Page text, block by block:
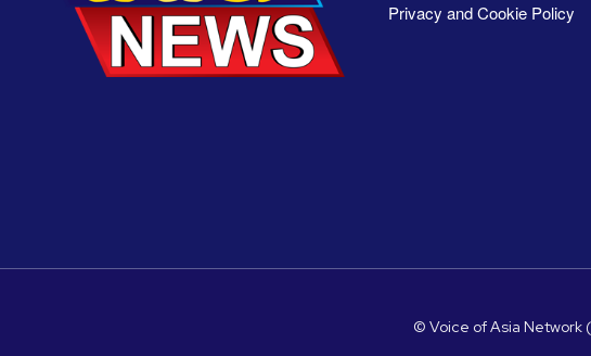
Privacy and Cookie Policy
© Voice of Asia Network